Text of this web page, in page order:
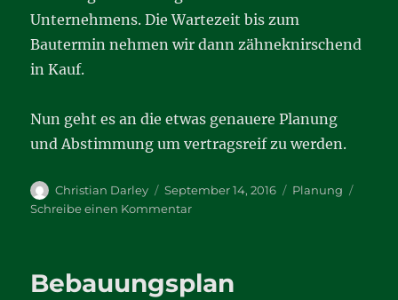
Unternehmens. Die Wartezeit bis zum
Bautermin nehmen wir dann zähneknirschend
in Kauf.
Nun geht es an die etwas genauere Planung
und Abstimmung um vertragsreif zu werden.
Autor
Christian Darley
Veröffentlicht
am
September 14, 2016 Kategorien
Planung
Schreibe einen Kommentarzu
Fingerhaus
Bebauungsplan